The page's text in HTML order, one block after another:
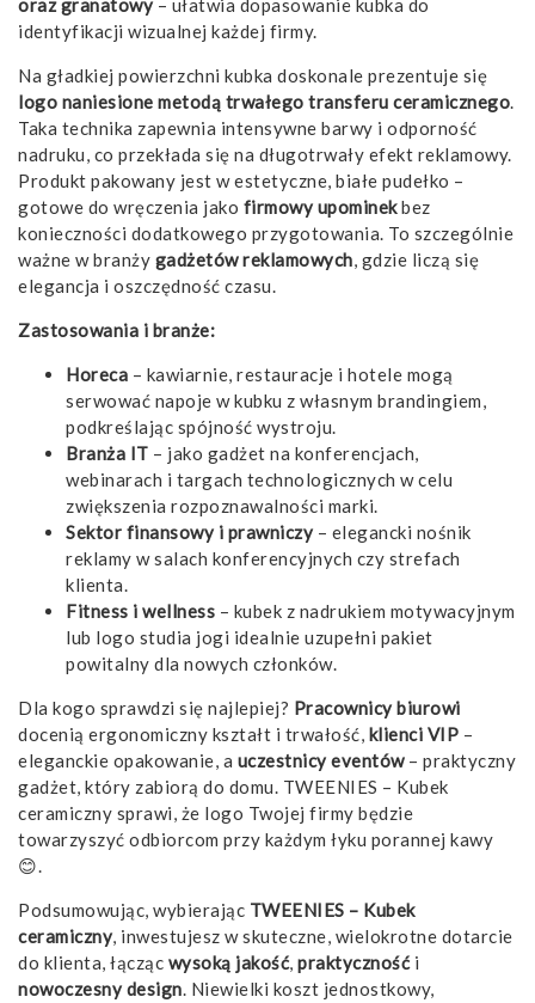
oraz granatowy– ułatwia dopasowanie kubka do
identyfikacji wizualnej każdej firmy.
Na gładkiej powierzchni kubka doskonale prezentuje się
logo naniesione metodą trwałego transferu ceramicznego.
Taka technika zapewnia intensywne barwy i odporność
nadruku, co przekłada się na długotrwały efekt reklamowy.
Produkt pakowany jest w estetyczne, białe pudełko –
gotowe do wręczenia jako firmowy upominekbez
konieczności dodatkowego przygotowania. To szczególnie
ważne w branży gadżetów reklamowych, gdzie liczą się
elegancja i oszczędność czasu.
Zastosowania i branże:
Horeca – kawiarnie, restauracje i hotele mogą
serwować napoje w kubku z własnym brandingiem,
podkreślając spójność wystroju.
Branża IT – jako gadżet na konferencjach,
webinarach i targach technologicznych w celu
zwiększenia rozpoznawalności marki.
Sektor finansowy i prawniczy– elegancki nośnik
reklamy w salach konferencyjnych czy strefach
klienta.
Fitness i wellness – kubek z nadrukiem motywacyjnym
lub logo studia jogi idealnie uzupełni pakiet
powitalny dla nowych członków.
Dla kogo sprawdzi się najlepiej? Pracownicy biurowi
docenią ergonomiczny kształt i trwałość, klienci VIP –
eleganckie opakowanie, a uczestnicy eventów– praktyczny
gadżet, który zabiorą do domu. TWEENIES – Kubek
ceramiczny sprawi, że logo Twojej firmy będzie
towarzyszyć odbiorcom przy każdym łyku porannej kawy
😊.
Podsumowując, wybierając TWEENIES – Kubek
ceramiczny, inwestujesz w skuteczne, wielokrotne dotarcie
do klienta, łącząc wysoką jakość, praktycznośći
nowoczesny design. Niewielki koszt jednostkowy,